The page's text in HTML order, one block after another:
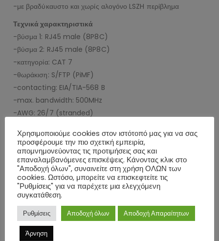
-με βραδύκαυστο και χωρίς αλογόνο LSZH περίβλημα
Τεχνικά χαρακτηριστικά
-βύσμα 1: RJ45 male (8P8C)
-βύσμα 2: RJ45 male (8P8C)
-κατηγορία: CAT 7
-θωράκιση: S/FTP (PiMF)
-contacting: EIA/TIA-568 B
-max. bandwidth: 500MHz
-AWG: 26/7 (stranded)
-υλικό εσωτερικού αγωγού: CU (copper)
-υλικό καλωδίου: LSZH
-μήκος: 0.25m
-χρώμα: μαύρο
ΕΠΙΠΛΈΟΝ ΠΛΗΡΟΦΟΡΊΕΣ
ΑΞΙΟΛΟΓΉΣΕΙΣ (0)
Χρησιμοποιούμε cookies στον ιστότοπό μας για να σας
προσφέρουμε την πιο σχετική εμπειρία,
απομνημονεύοντας τις προτιμήσεις σας και
επαναλαμβανόμενες επισκέψεις. Κάνοντας κλικ στο
"Αποδοχή όλων", συναινείτε στη χρήση ΟΛΩΝ των
cookies. Ωστόσο, μπορείτε να επισκεφτείτε τις
"Ρυθμίσεις" για να παρέχετε μια ελεγχόμενη
συγκατάθεση.
Ρυθμίσεις Αποδοχή όλων Αποδοχή Απαραίτητων
Άρνηση